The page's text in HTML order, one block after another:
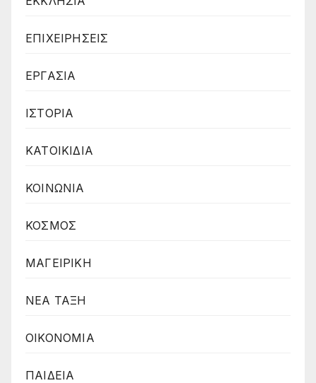
ΕΠΙΧΕΙΡΗΣΕΙΣ
ΕΡΓΑΣΙΑ
ΙΣΤΟΡΙΑ
ΚΑΤΟΙΚΙΔΙΑ
ΚΟΙΝΩΝΙΑ
ΚΟΣΜΟΣ
ΜΑΓΕΙΡΙΚΗ
ΝΕΑ ΤΑΞΗ
ΟΙΚΟΝΟΜΙΑ
ΠΑΙΔΕΙΑ